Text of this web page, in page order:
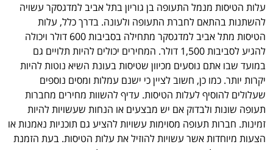
עלות הטיסות מנמל התעופה בן גוריון בתל אביב למדגסקר עשויה
להשתנות בהתאם לחברת התעופה ולעונה. בדרך כלל, עלות
הטיסות מתל אביב למדגסקר מתחילה בסביבות 600 דולר ויכולה
להגיע לסביבות 1,500 דולר. המחירים יכולים להיות תלויים גם
במועד שבו אתם נוסעים מכיוון שטיסות בעונת השיא נוטות להיות
יקרות יותר. כמו כן, חשוב לציין כי ישנם עמלות ומסים נוספים
שעלולים להוסיף לעלות הטיסות. עדיף להשוות מחירים מחברות
תעופה שונות ולבדוק אם יש מבצעים או הנחות שעשויות להיות
זמינות. חברות תעופה מסוימות עשויות להציע גם תוכניות נאמנות או
הצעות מיוחדות אשר עשויות להוזיל את עלות הטיסות. בעת הזמנת